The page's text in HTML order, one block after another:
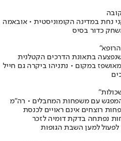
- נשיא אמריקני נחת במדינה הקומוניסטית • אובאמה
כדור בסיס
בתאונת הדרכים הקטלנית
שמאושפז במקום • נתניהו ביקרה גם חייל
עם משפחות המחבלים • רה"מ
רוצחים אינם ראויים לכנסת
נפתחה בדקת דומיה לזכר
למען השבת הגופות